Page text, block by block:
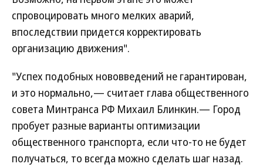
спровоцировать много мелких аварий,
впоследствии придется корректировать
организацию движения".
"Успех подобных нововведений не гарантирован,
и это нормально,— считает глава общественного
совета Минтранса РФ Михаил Блинкин.— Город
пробует разные варианты оптимизации
общественного транспорта, если что-то не будет
получаться, то всегда можно сделать шаг назад.